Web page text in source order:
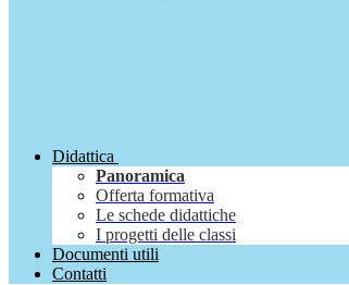
Didattica
Panoramica
Offerta formativa
Le schede didattiche
I progetti delle classi
Documenti utili
Contatti